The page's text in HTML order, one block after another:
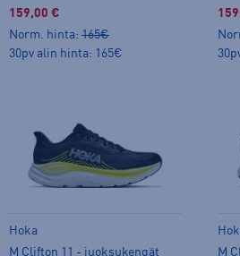
159,00 €
Norm. hinta: 165€
30pv alin hinta: 165€
Hoka
M Clifton 11 - juoksukengät
M